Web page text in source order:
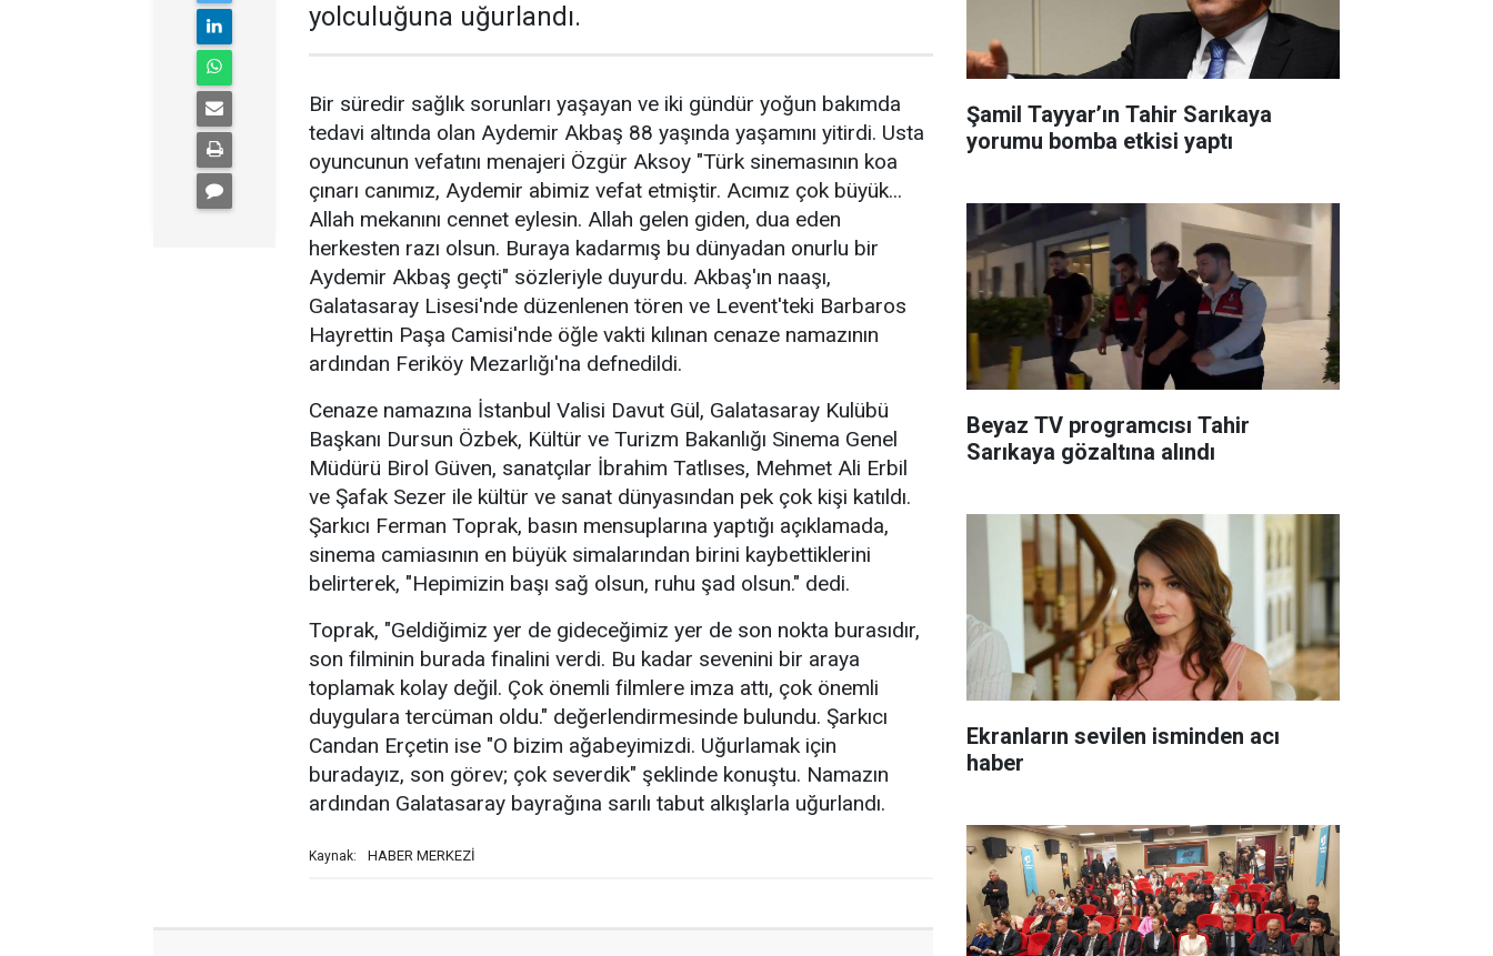
yolculuğuna uğurlandı.
Bir süredir sağlık sorunları yaşayan ve iki gündür yoğun bakımda
tedavi altında olan Aydemir Akbaş 88 yaşında yaşamını yitirdi. Usta
oyuncunun vefatını menajeri Özgür Aksoy "Türk sinemasının koa
çınarı canımız, Aydemir abimiz vefat etmiştir. Acımız çok büyük...
Allah mekanını cennet eylesin. Allah gelen giden, dua eden
herkesten razı olsun. Buraya kadarmış bu dünyadan onurlu bir
Aydemir Akbaş geçti" sözleriyle duyurdu. Akbaş'ın naaşı,
Galatasaray Lisesi'nde düzenlenen tören ve Levent'teki Barbaros
Hayrettin Paşa Camisi'nde öğle vakti kılınan cenaze namazının
ardından Feriköy Mezarlığı'na defnedildi.
Cenaze namazına İstanbul Valisi Davut Gül, Galatasaray Kulübü
Başkanı Dursun Özbek, Kültür ve Turizm Bakanlığı Sinema Genel
Müdürü Birol Güven, sanatçılar İbrahim Tatlıses, Mehmet Ali Erbil
ve Şafak Sezer ile kültür ve sanat dünyasından pek çok kişi katıldı.
Şarkıcı Ferman Toprak, basın mensuplarına yaptığı açıklamada,
sinema camiasının en büyük simalarından birini kaybettiklerini
belirterek, "Hepimizin başı sağ olsun, ruhu şad olsun." dedi.
Toprak, "Geldiğimiz yer de gideceğimiz yer de son nokta burasıdır,
son filminin burada finalini verdi. Bu kadar sevenini bir araya
toplamak kolay değil. Çok önemli filmlere imza attı, çok önemli
duygulara tercüman oldu." değerlendirmesinde bulundu. Şarkıcı
Candan Erçetin ise "O bizim ağabeyimizdi. Uğurlamak için
buradayız, son görev; çok severdik" şeklinde konuştu. Namazın
ardından Galatasaray bayrağına sarılı tabut alkışlarla uğurlandı.
Kaynak: HABER MERKEZİ
Şamil Tayyar’ın Tahir Sarıkaya
yorumu bomba etkisi yaptı
Beyaz TV programcısı Tahir
Sarıkaya gözaltına alındı
Ekranların sevilen isminden acı
haber